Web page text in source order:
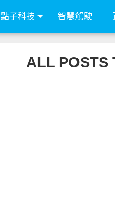
點子科技 智慧駕駛
ALL POSTS